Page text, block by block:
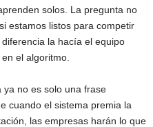
solos. La pregunta no
estamos listos para competir
la hacía el equipo
el algoritmo.
ya no es solo una frase
cuando el sistema premia la
las empresas harán lo que